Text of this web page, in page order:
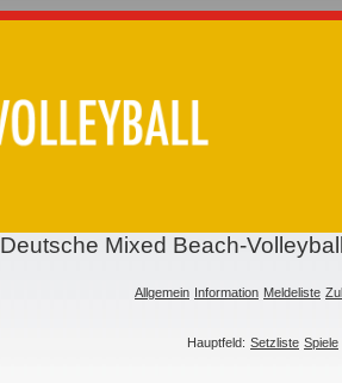
Deutsche Mixed Beach-
Allgemein Information Meldeliste
Hauptfeld: Setzliste Spiele